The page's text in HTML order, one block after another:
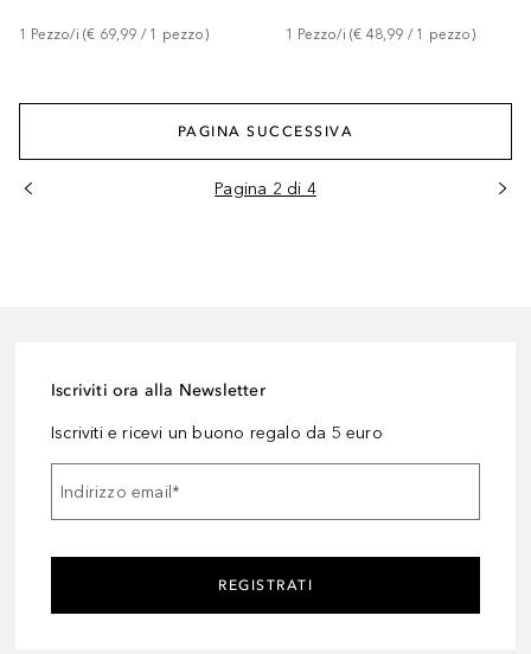
1 Pezzo/i (€ 69,99 / 1 pezzo) 1 Pezzo/i (€ 48,99 / 1 pezzo)
PAGINA SUCCESSIVA
Pagina 2 di 4
Iscriviti ora alla Newsletter
Iscriviti e ricevi un buono regalo da 5 euro
Indirizzo email *
REGISTRATI